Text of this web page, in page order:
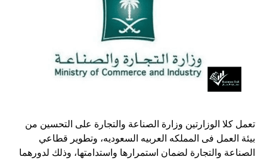
تعمل كلا الوزارتين وزارة الصناعة والتجارة على التحسين من
بيئة العمل فى المملكه العربيه السعوديه، وتطوير قطاعي
الصناعة والتجارة لضمان استمرارها واستدامتها، وذلك لدورهما